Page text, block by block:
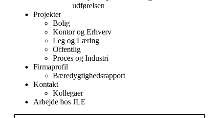
udførelsen
Projekter
Bolig
Kontor og Erhverv
Leg og Læring
Offentlig
Proces og Industri
Firmaprofil
Bæredygtighedsrapport
Kontakt
Kollegaer
Arbejde hos JLE